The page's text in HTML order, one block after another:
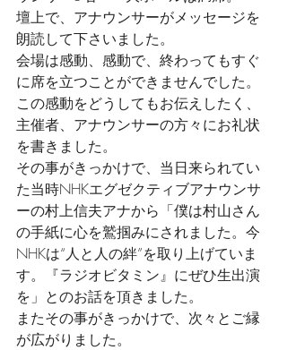
壇上で、アナウンサーがメッセージを
朗読して下さいました。
会場は感動、感動で、終わってもすぐ
に席を立つことができませんでした。
この感動をどうしてもお伝えしたく、
主催者、アナウンサーの方々にお礼状
を書きました。
その事がきっかけで、当日来られてい
た当時NHKエグゼクティブアナウンサ
ーの村上信夫アナから「僕は村山さん
の手紙に心を鷲掴みにされました。今
NHKは“人と人の絆”を取り上げていま
す。『ラジオビタミン』にぜひ生出演
を」とのお話を頂きました。
またその事がきっかけで、次々とご縁
が広がりました。